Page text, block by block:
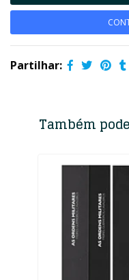
Partilhar:
Também